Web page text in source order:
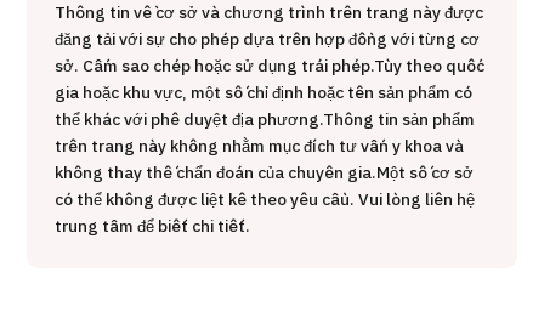
Gói dịch vụ ý kiến y tế thứ hai cho bệnh nhân quốc tế（Bệnh
viện Đa khoa Shonan Kamakura）
治療 治療
2026.01.12
Thông tin về cơ sở và chương trình trên trang này được
đăng tải với sự cho phép dựa trên hợp đồng với từng cơ
sở. Cấm sao chép hoặc sử dụng trái phép.Tùy theo quốc
gia hoặc khu vực, một số chỉ định hoặc tên sản phẩm có
thể khác với phê duyệt địa phương.Thông tin sản phẩm
trên trang này không nhằm mục đích tư vấn y khoa và
không thay thế chẩn đoán của chuyên gia.Một số cơ sở
có thể không được liệt kê theo yêu cầu. Vui lòng liên hệ
trung tâm để biết chi tiết.